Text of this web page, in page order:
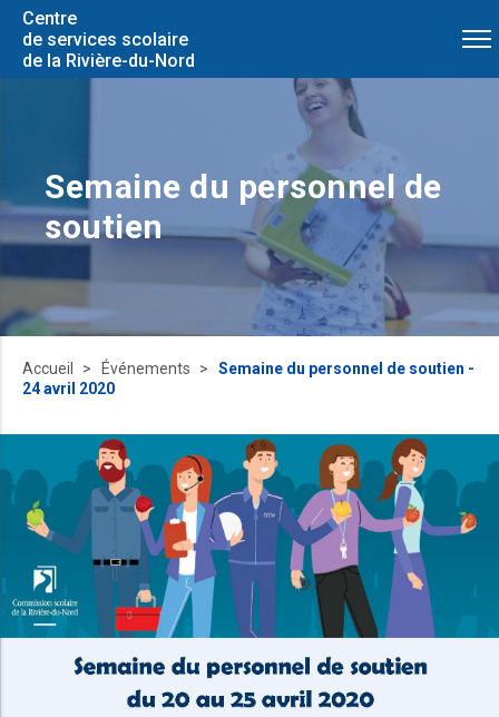
Centre
de services scolaire
de la Rivière-du-Nord
Semaine du personnel de
soutien
Accueil Événements
Semaine du personnel de soutien -
24 avril 2020